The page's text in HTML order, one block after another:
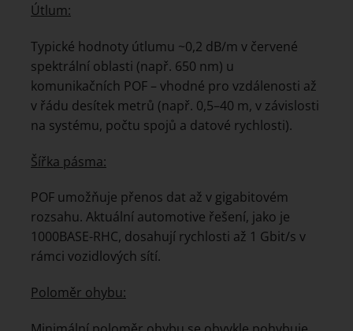
Útlum:
Typické hodnoty útlumu ~0,2 dB/m v červené
spektrální oblasti (např. 650 nm) u
komunikačních POF – vhodné pro vzdálenosti až
v řádu desítek metrů (např. 0,5–40 m, v závislosti
na systému, počtu spojů a datové rychlosti).
Šířka pásma:
POF umožňuje přenos dat až v gigabitovém
rozsahu. Aktuální automotive řešení, jako je
1000BASE-RHC, dosahují rychlosti až 1 Gbit/s v
rámci vozidlových sítí.
Poloměr ohybu: